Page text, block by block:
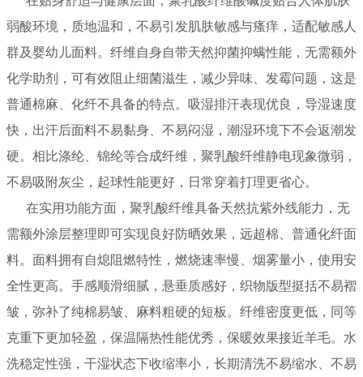
弱酸环境，质地温和，不易引发肌肤敏感与瘙痒，适配敏感人
群及婴幼儿面料。纤维自身自带天然抑菌抑螨性能，无需额外
化学助剂，可有效阻止细菌滋生，减少异味、发霉问题，这是
普通棉麻、化纤不具备的特点。吸湿排汗表现优良，导湿速度
快，出汗后面料不易黏身、不易闷湿，潮湿环境下不会返潮发
硬。相比涤纶、锦纶等合成纤维，聚乳酸纤维静电现象微弱，
不易吸附灰尘，起球性能更好，日常穿着打理更省心。
在实用功能方面，聚乳酸纤维具备天然抗紫外线能力，无
需额外涂层整理即可实现良好防晒效果，远超棉、普通化纤面
料。面料拥有自熄阻燃特性，燃烧速率慢、烟雾量小，使用安
全性更高。手感顺滑细腻，悬垂质感好，织物版型挺括不易褶
皱，弥补了纯棉易皱、麻料粗硬的短板。纤维密度更低，同等
克重下更加轻盈，保温隔热性能优秀，保暖效果接近羊毛。水
洗稳定性强，干湿状态下收缩率小，长期清洗不易缩水、不易